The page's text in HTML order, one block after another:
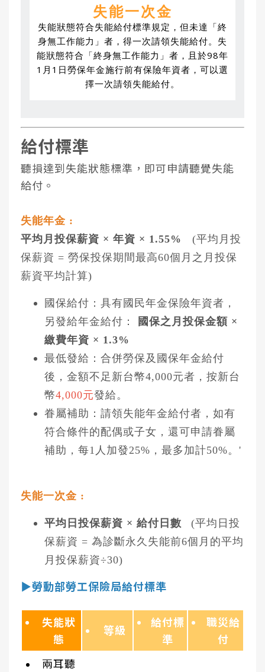
失能一次金
失能狀態符合失能給付標準規定，但未達「終
身無工作能力」者，得一次請領失能給付。失
能狀態符合「終身無工作能力」者，且於98年
1月1日勞保年金施行前有保險年資者，可以選
擇一次請領失能給付。
給付標準
聽損達到失能狀態標準，即可申請聽覺失能
給付。
失能年金 :
平均月投保薪資 × 年資 × 1.55%
(平均月投
保薪資 = 勞保投保期間最高60個月之月投保
薪資平均計算)
國保給付：具有國民年金保險年資者，
另發給年金給付：
國保之月投保金額 ×
繳費年資 × 1.3%
最低發給：合併勞保及國保年金給付
後，金額不足新台幣4,000元者，按新台
幣4,000元發給。
眷屬補助：請領失能年金給付者，如有
符合條件的配偶或子女，還可申請眷屬
補助，每1人加發25%，最多加計50%。'
失能一次金 :
平均日投保薪資 × 給付日數
(平均日投
保薪資 = 為診斷永久失能前6個月的平均
月投保薪資÷30)
▶勞動部勞工保險局給付標準
失能狀
態
等級
給付標
準
職災給
付
兩耳聽